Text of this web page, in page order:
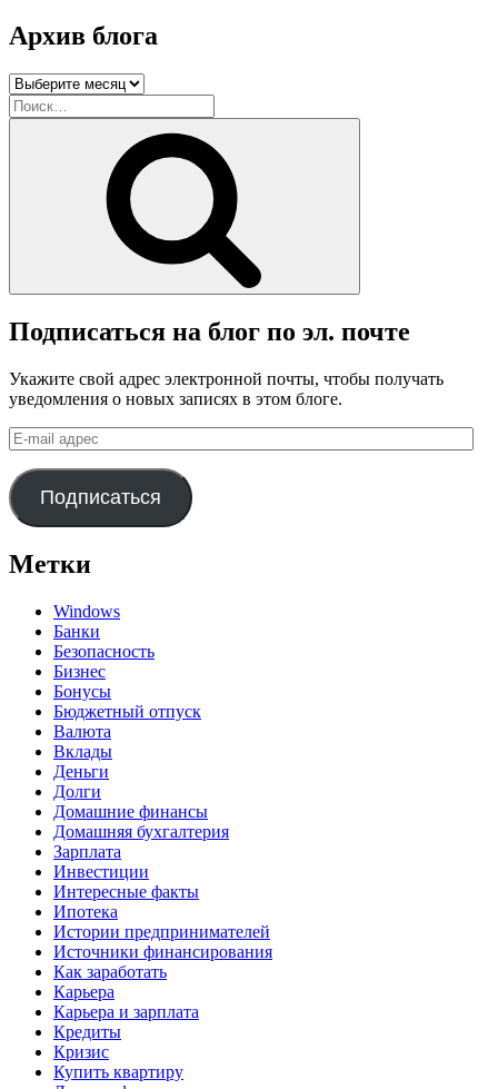
Архив блога
Архив
блога
Искать:
Подписаться на блог по эл. почте
Укажите свой адрес электронной почты, чтобы получать
уведомления о новых записях в этом блоге.
E-
mail
адрес
Подписаться
Метки
Windows
Банки
Безопасность
Бизнес
Бонусы
Бюджетный отпуск
Валюта
Вклады
Деньги
Долги
Домашние финансы
Домашняя бухгалтерия
Зарплата
Инвестиции
Интересные факты
Ипотека
Истории предпринимателей
Источники финансирования
Как заработать
Карьера
Карьера и зарплата
Кредиты
Кризис
Купить квартиру